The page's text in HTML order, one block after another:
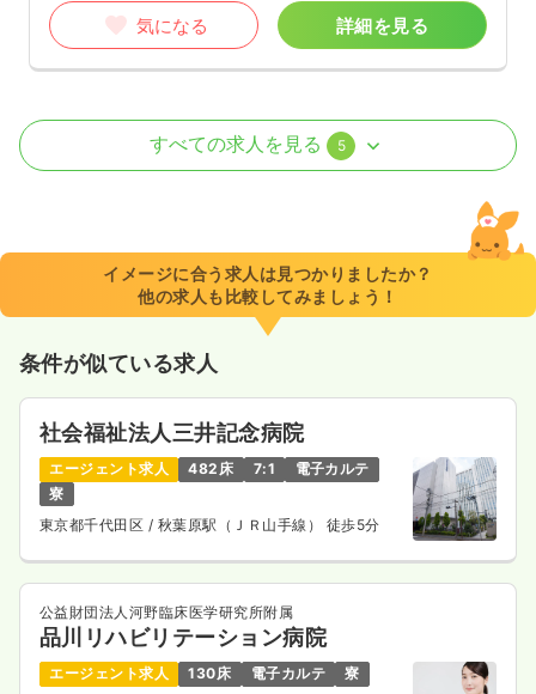
気になる 詳細を見る
外来
8:30～17:00
日祝休み
月給25万円以上可
気になる
2交代（常勤） 一時募集休止
給与
時間 8:30～17:00
日祝休み
気になる
すべての求人を見る 5
イメージに合う求人は見つかりましたか？
他の求人も比較してみましょう！
条件が似ている求人
社会福祉法人三井記念病院
エージェント求人 482床 7:1
電子カルテ
寮
東京都千代田区 / 秋葉原駅（ＪＲ山手線） 徒歩5分
公益財団法人河野臨床医学研究所附属
品川リハビリテーション病院
エージェント求人 130床 電子カルテ
寮